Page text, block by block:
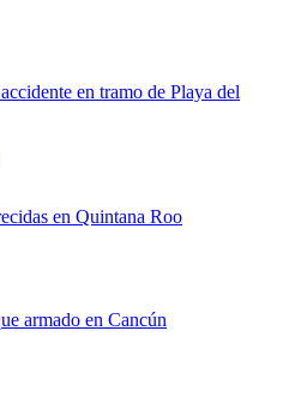
en tramo de Playa del
en Quintana Roo
armado en Cancún